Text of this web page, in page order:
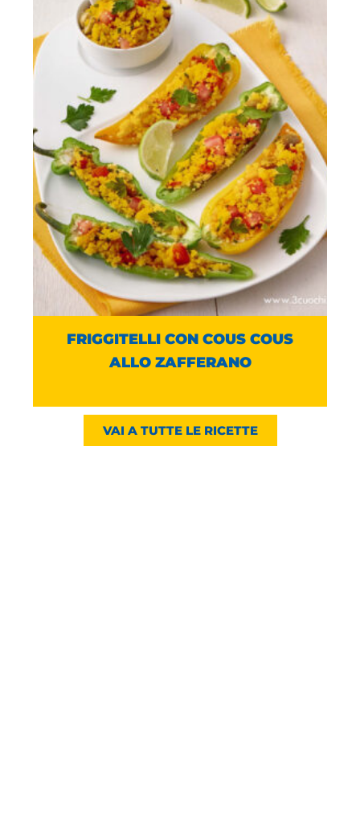
FRIGGITELLI CON COUS COUS
ALLO ZAFFERANO
VAI A TUTTE LE RICETTE